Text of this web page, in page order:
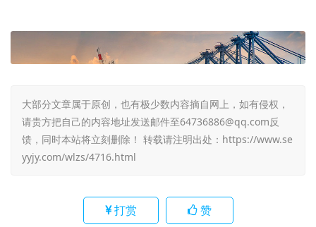
大部分文章属于原创，也有极少数内容摘自网上，如有侵权，
请贵方把自己的内容地址发送邮件至64736886@qq.com反
馈，同时本站将立刻删除！ 转载请注明出处： https://www.se
yyjy.com/wlzs/4716.html
打赏 赞